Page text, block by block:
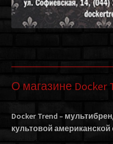
О магазине Docker
Docker Trend –
культовой